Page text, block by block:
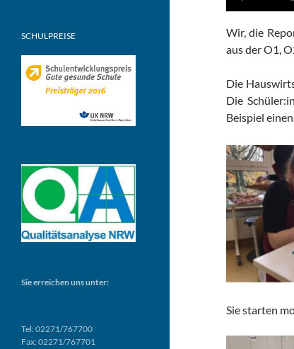
Wir, die
aus der O1,
Die
Die
Beispiel
Sie starten
SCHULPREISE
Sie erreichen uns unter:
Tel: 02271/767700
Fax: 02271/767701